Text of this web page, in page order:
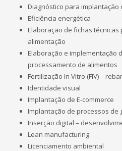
Diagnóstico para implantação
Eficiência energética
Elaboração de fichas
alimentação
Elaboração e implementação
processamento de alimentos
Fertilização In Vitro (FIV) –
Identidade visual
Implantação de E-commerce
Implantação de processos de
Inserção digital –
Lean manufacturing
Licenciamento ambiental